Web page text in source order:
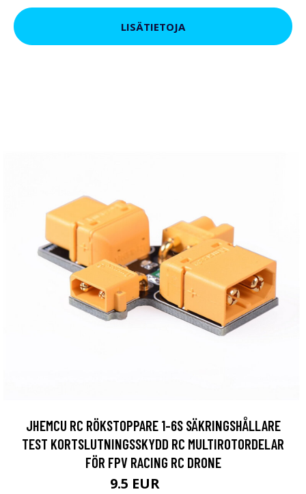
LISÄTIETOJA
JHEMCU RC RÖKSTOPPARE 1-6S SÄKRINGSHÅLLARE
TEST KORTSLUTNINGSSKYDD RC MULTIROTORDELAR
FÖR FPV RACING RC DRONE
9.5 EUR